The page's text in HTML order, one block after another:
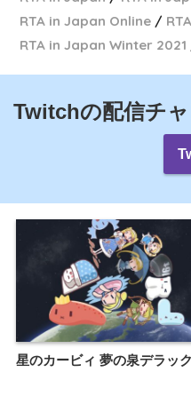
RTA in Japan Online
RTA in Japan Winter 2021
Twitchの配信チ
星のカービィ 夢の泉デラッ